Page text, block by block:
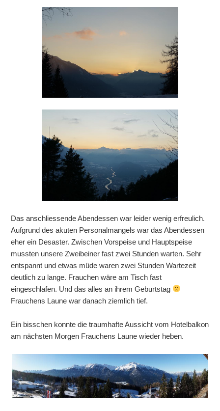
Das anschliessende Abendessen war leider wenig erfreulich.
Aufgrund des akuten Personalmangels war das Abendessen
eher ein Desaster. Zwischen Vorspeise und Hauptspeise
mussten unsere Zweibeiner fast zwei Stunden warten. Sehr
entspannt und etwas müde waren zwei Stunden Wartezeit
deutlich zu lange. Frauchen wäre am Tisch fast
eingeschlafen. Und das alles an ihrem Geburtstag
Frauchens Laune war danach ziemlich tief.
Ein bisschen konnte die traumhafte Aussicht vom Hotelbalkon
am nächsten Morgen Frauchens Laune wieder heben.